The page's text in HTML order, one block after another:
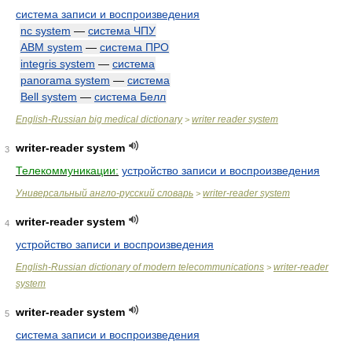
система записи и воспроизведения
nc system — система ЧПУ
ABM system — система ПРО
integris system — система
panorama system — система
Bell system — система Белл
English-Russian big medical dictionary> writer reader system
3
writer-reader system
Телекоммуникации: устройство записи и воспроизведения
Универсальный англо-русский словарь > writer-reader system
4
writer-reader system
устройство записи и воспроизведения
English-Russian dictionary of modern telecommunications > writer-reader
system
5
writer-reader system
система записи и воспроизведения